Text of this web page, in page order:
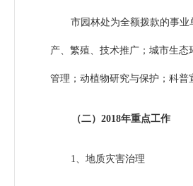
市园林处为全额拨款的事
产、繁殖、技术推广；城市生
管理；动植物研究与保护；科普
（二） 2018年重点工作
1、地质灾害治理